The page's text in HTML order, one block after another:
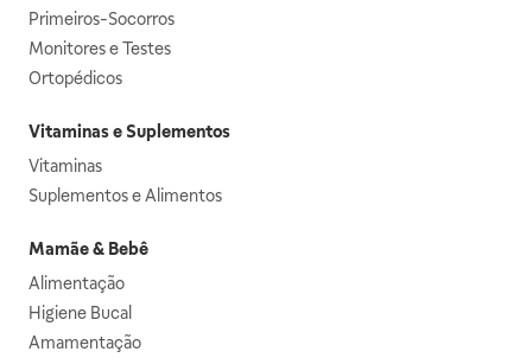
Primeiros-Socorros
Monitores e Testes
Ortopédicos
Vitaminas e Suplementos
Vitaminas
Suplementos e Alimentos
Mamãe & Bebê
Alimentação
Higiene Bucal
Amamentação